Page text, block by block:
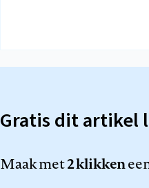
Gratis dit artikel
Maak met2 klikken